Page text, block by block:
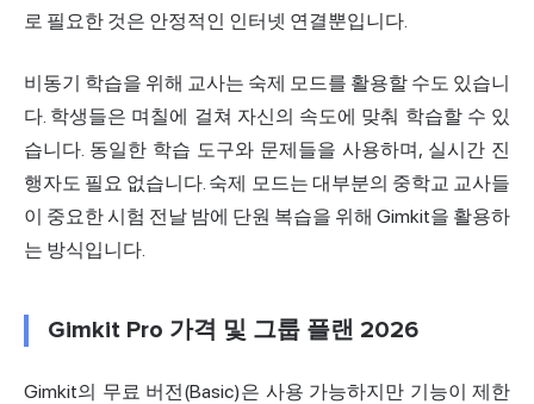
로 필요한 것은 안정적인 인터넷 연결뿐입니다.
비동기 학습을 위해 교사는 숙제 모드를 활용할 수도 있습니
다. 학생들은 며칠에 걸쳐 자신의 속도에 맞춰 학습할 수 있
습니다. 동일한 학습 도구와 문제들을 사용하며, 실시간 진
행자도 필요 없습니다. 숙제 모드는 대부분의 중학교 교사들
이 중요한 시험 전날 밤에 단원 복습을 위해 Gimkit을 활용하
는 방식입니다.
Gimkit Pro 가격 및 그룹 플랜 2026
Gimkit의 무료 버전(Basic)은 사용 가능하지만 기능이 제한